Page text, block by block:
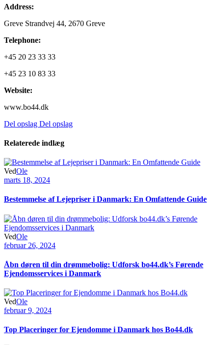
Address:
Greve Strandvej 44, 2670 Greve
Telephone:
+45 20 23 33 33
+45 23 10 83 33
Website:
www.bo44.dk
Del opslag Del opslag
Relaterede indlæg
VedOle
marts 18, 2024
Bestemmelse af Lejepriser i Danmark: En Omfattende Guide
VedOle
februar 26, 2024
Åbn døren til din drømmebolig: Udforsk bo44.dk’s Førende
Ejendomsservices i Danmark
VedOle
februar 9, 2024
Top Placeringer for Ejendomme i Danmark hos Bo44.dk